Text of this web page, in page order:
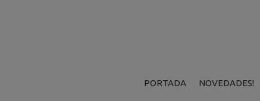
PORTADA NOVEDADES!